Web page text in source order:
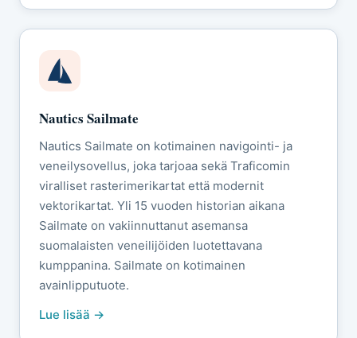
Nautics Sailmate
Nautics Sailmate on kotimainen navigointi- ja
veneilysovellus, joka tarjoaa sekä Traficomin
viralliset rasterimerikartat että modernit
vektorikartat. Yli 15 vuoden historian aikana
Sailmate on vakiinnuttanut asemansa
suomalaisten veneilijöiden luotettavana
kumppanina. Sailmate on kotimainen
avainlipputuote.
Lue lisää →